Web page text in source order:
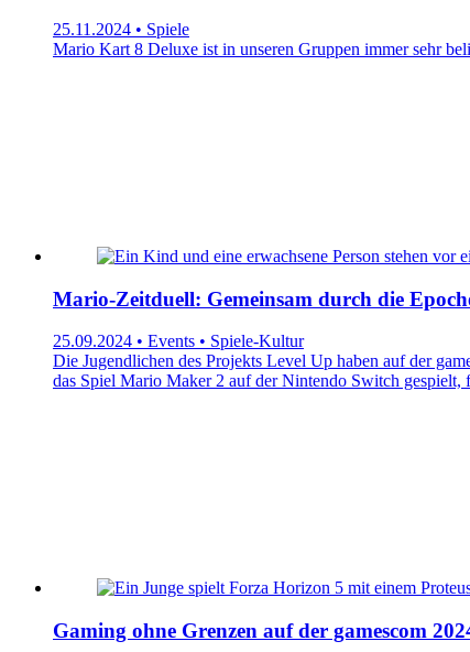
25.11.2024 • Spiele
Mario Kart 8 Deluxe ist in unseren Gruppen immer sehr
Mario-Zeitduell: Gemeinsam durch die
25.09.2024 • Events • Spiele-Kultur
Die Jugendlichen des Projekts Level Up haben auf der
das Spiel Mario Maker 2 auf der Nintendo Switch
Gaming ohne Grenzen auf der gamescom